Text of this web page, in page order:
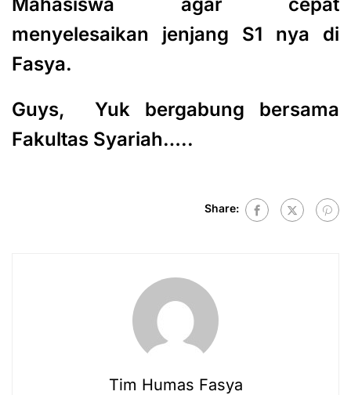
menyelesaikan jenjang S1 nya di
Fasya.
Guys, Yuk bergabung bersama
Fakultas Syariah…..
Share:
Tim Humas Fasya